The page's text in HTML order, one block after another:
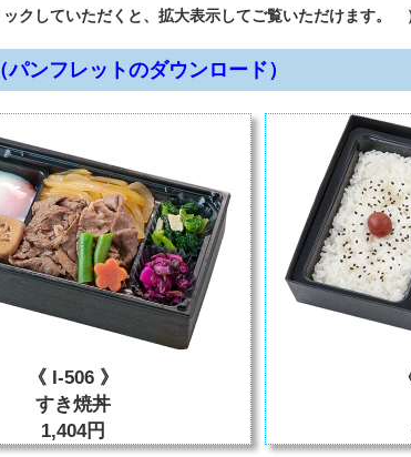
クしていただくと、拡大表示してご覧いただけます。
（パンフレットのダウンロード）
《 I-506 》
すき焼丼
1,404円